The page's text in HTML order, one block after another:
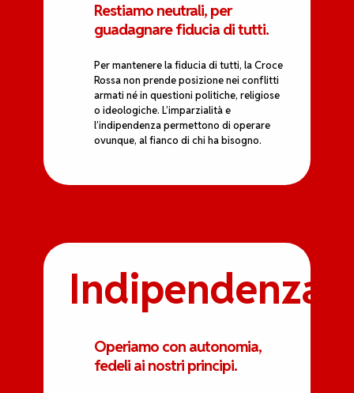
Restiamo neutrali, per
guadagnare fiducia di tutti.
Per mantenere la fiducia di tutti, la Croce
Rossa non prende posizione nei conflitti
armati né in questioni politiche, religiose
o ideologiche. L’imparzialità e
l’indipendenza permettono di operare
ovunque, al fianco di chi ha bisogno.
Indipendenza
Operiamo con autonomia,
fedeli ai nostri principi.